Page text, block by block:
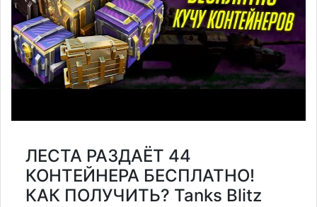
ЛЕСТА РАЗДАЁТ 44
КОНТЕЙНЕРА БЕСПЛАТНО!
КАК ПОЛУЧИТЬ? Tanks Blitz